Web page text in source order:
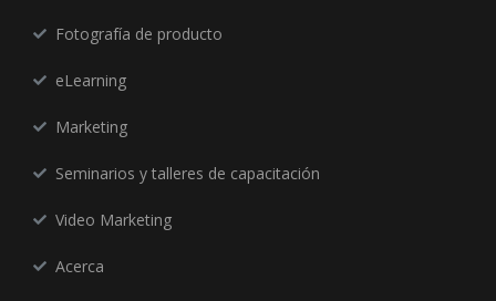
Fotografía de producto
eLearning
Marketing
Seminarios y talleres de capacitación
Video Marketing
Acerca